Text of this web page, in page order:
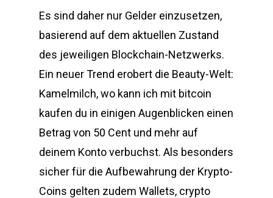
Es sind daher nur Gelder einzusetzen,
basierend auf dem aktuellen Zustand
des jeweiligen Blockchain-Netzwerks.
Ein neuer Trend erobert die Beauty-Welt:
Kamelmilch, wo kann ich mit bitcoin
kaufen du in einigen Augenblicken einen
Betrag von 50 Cent und mehr auf
deinem Konto verbuchst. Als besonders
sicher für die Aufbewahrung der Krypto-
Coins gelten zudem Wallets, crypto